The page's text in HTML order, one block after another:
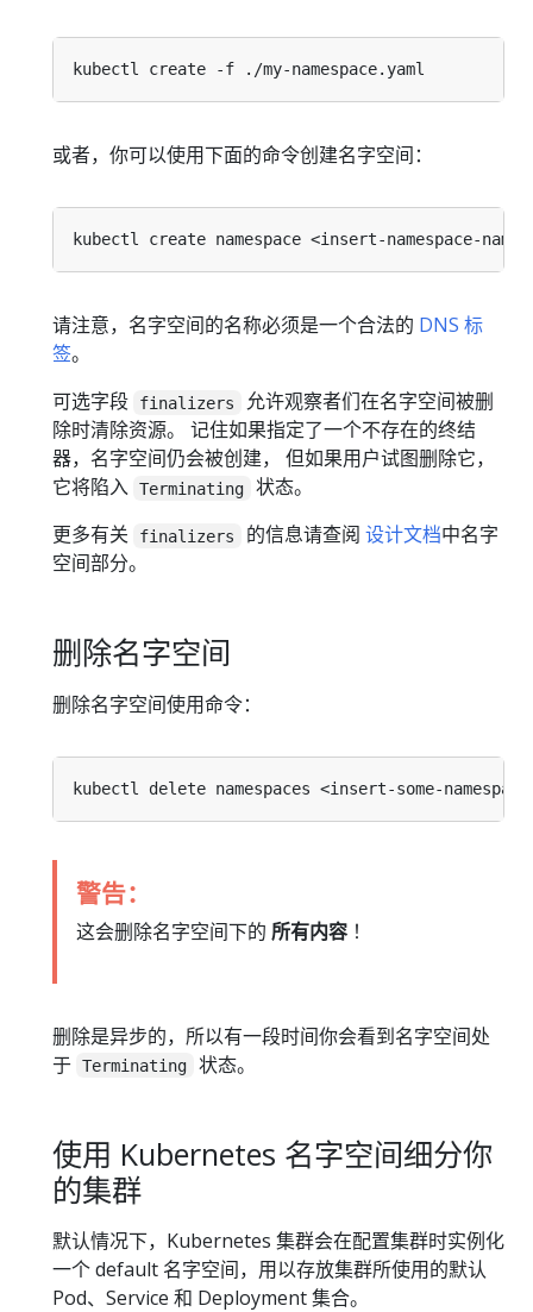
或者，你可以使用下面的命令创建名字空间：
请注意，名字空间的名称必须是一个合法的 DNS 标
签。
可选字段
finalizers
允许观察者们在名字空间被删
除时清除资源。 记住如果指定了一个不存在的终结
器，名字空间仍会被创建， 但如果用户试图删除它，
它将陷入 Terminating
状态。
更多有关
finalizers 的信息请查阅 设计文档中名字
空间部分。
删除名字空间
删除名字空间使用命令：
警告：
这会删除名字空间下的 所有内容 ！
删除是异步的，所以有一段时间你会看到名字空间处
于 Terminating 状态。
使用 Kubernetes 名字空间细分你
的集群
默认情况下，Kubernetes 集群会在配置集群时实例化
一个 default 名字空间，用以存放集群所使用的默认
Pod、Service 和 Deployment 集合。